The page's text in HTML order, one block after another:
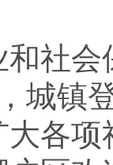
会
城镇
各